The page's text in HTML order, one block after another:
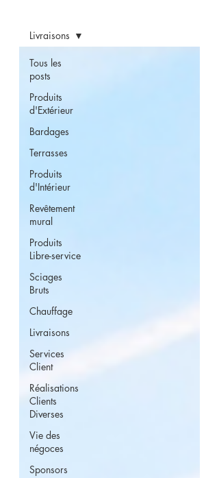
Tous les
posts
Produits
d'Extérieur
Bardages
Terrasses
Produits
d'Intérieur
Revêtement
mural
Produits
Libre-service
Sciages
Bruts
Chauffage
Livraisons
Services
Client
Réalisations
Clients
Diverses
Vie des
négoces
Sponsors
Livraisons